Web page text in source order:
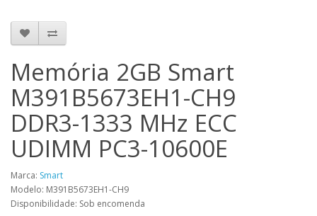
Memória 2GB Smart
M391B5673EH1-CH9
DDR3-1333 MHz ECC
UDIMM PC3-10600E
Marca: Smart
Modelo: M391B5673EH1-CH9
Disponibilidade: Sob encomenda